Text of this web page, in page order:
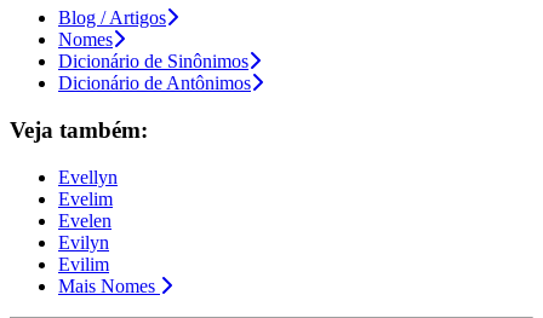
Blog / Artigos
Nomes
Dicionário de Sinônimos
Dicionário de Antônimos
Veja também:
Evellyn
Evelim
Evelen
Evilyn
Evilim
Mais Nomes